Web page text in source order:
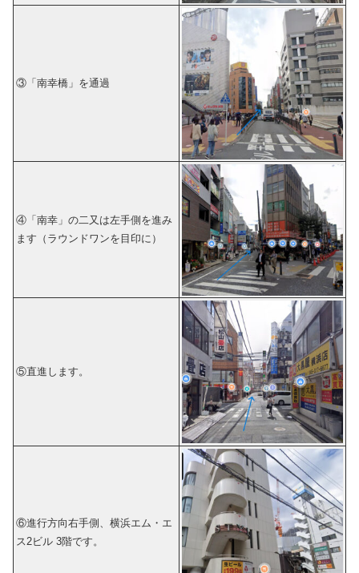
③「南幸橋」を通過
④「南幸」の二又は左手側を進み
ます（ラウンドワンを目印に）
⑤直進します。
⑥進行方向右手側、横浜エム・エ
ス2ビル 3階です。